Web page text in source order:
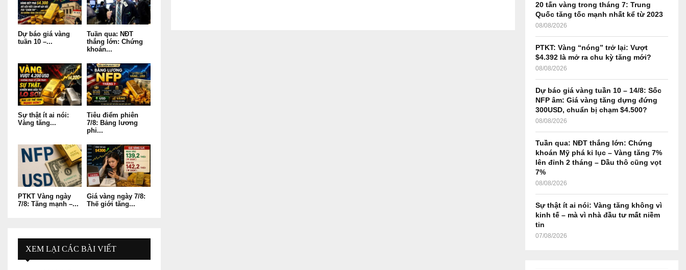
Dự báo giá vàng
tuần 10 –...
Tuần qua: NĐT
thắng lớn: Chứng
khoán...
Sự thật ít ai nói:
Vàng tăng...
Tiêu điểm phiên
7/8: Bảng lương
phi...
PTKT Vàng ngày
7/8: Tăng mạnh –...
Giá vàng ngày 7/8:
Thế giới tăng...
XEM LẠI CÁC BÀI VIẾT
r
:
20 tấn vàng trong tháng 7: Trung
Quốc tăng tốc mạnh nhất kể từ 2023
08/08/2026
PTKT: Vàng “nóng” trở lại: Vượt
$4.392 là mở ra chu kỳ tăng mới?
08/08/2026
Dự báo giá vàng tuần 10 – 14/8: Sốc
NFP âm: Giá vàng tăng dựng đứng
300USD, chuẩn bị chạm $4.500?
08/08/2026
Tuần qua: NĐT thắng lớn: Chứng
khoán Mỹ phá kỉ lục – Vàng tăng 7%
lên đỉnh 2 tháng – Dầu thô cũng vọt
7%
08/08/2026
Sự thật ít ai nói: Vàng tăng không vì
kinh tế – mà vì nhà đầu tư mất niềm
tin
07/08/2026